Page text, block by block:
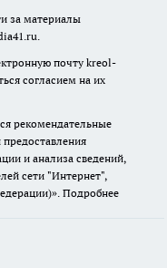
за материалы
почту kreol-
согласием на их
рекомендательные
и анализа сведений,
сети "Интернет",
Подробнее